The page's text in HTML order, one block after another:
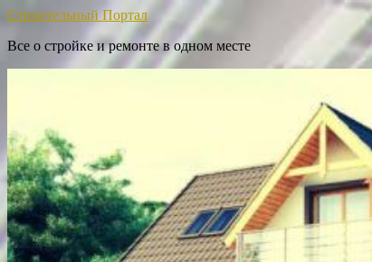
Строительный Портал
Все о стройке и ремонте в одном месте